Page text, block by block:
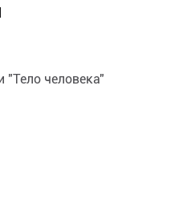
"Тело человека"